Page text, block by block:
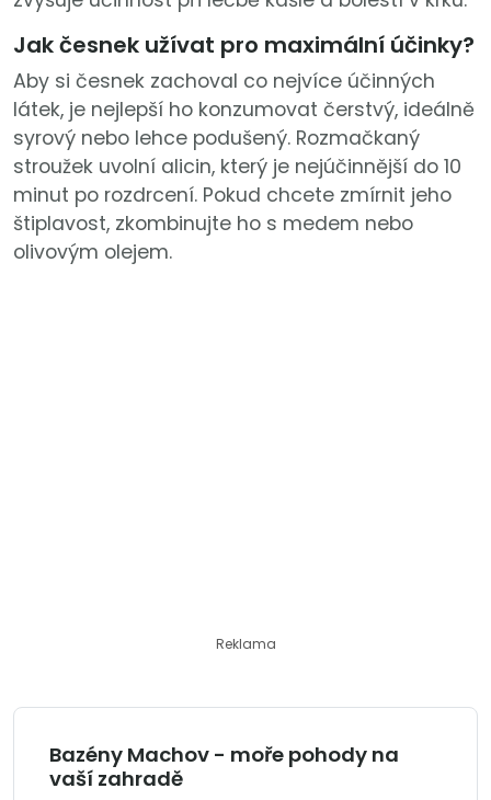
Jak česnek užívat pro maximální účinky?
Aby si česnek zachoval co nejvíce účinných
látek, je nejlepší ho konzumovat čerstvý, ideálně
syrový nebo lehce podušený. Rozmačkaný
stroužek uvolní alicin, který je nejúčinnější do 10
minut po rozdrcení. Pokud chcete zmírnit jeho
štiplavost, zkombinujte ho s medem nebo
olivovým olejem.
Reklama
Bazény Machov - moře pohody na
vaší zahradě